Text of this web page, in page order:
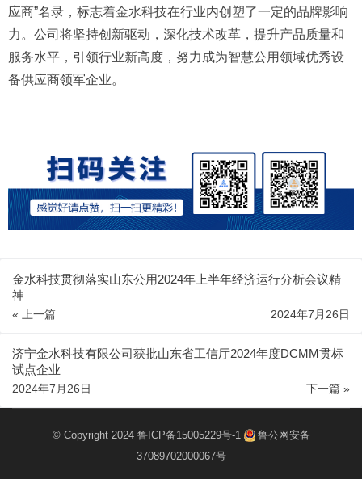
应商”名录，标志着金水科技在行业内创塑了一定的品牌影响
力。公司将坚持创新驱动，深化技术改革，提升产品质量和
服务水平，引领行业新高度，努力成为智慧公用领域优秀设
备供应商领军企业。
金水科技贯彻落实山东公用2024年上半年经济运行分析会议精
神
« 上一篇 2024年7月26日
济宁金水科技有限公司获批山东省工信厅2024年度DCMM贯标
试点企业
下一篇 »
2024年7月26日
© Copyright 2024 鲁ICP备15005229号-1
鲁公网安备
37089702000067号